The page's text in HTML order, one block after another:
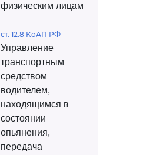
физическим лицам
ст. 12.8 КоАП РФ
Управление
транспортным
средством
водителем,
находящимся в
состоянии
опьянения,
передача